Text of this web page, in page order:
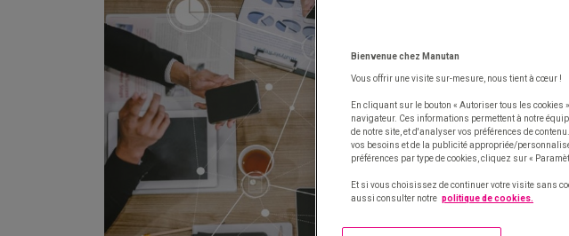
Bienvenue chez Manutan
Vous offrir une visite sur-mesure, nous tient à cœur !
En cliquant sur le bouton « Autoriser tous les cookies
navigateur. Ces informations permettent à notre
de notre site, et d'analyser vos préférences de
vos besoins et de la publicité appropriée/
préférences par type de cookies, cliquez sur «
Et si vous choisissez de continuer votre visite sans
aussi consulter notre politique de cookies.